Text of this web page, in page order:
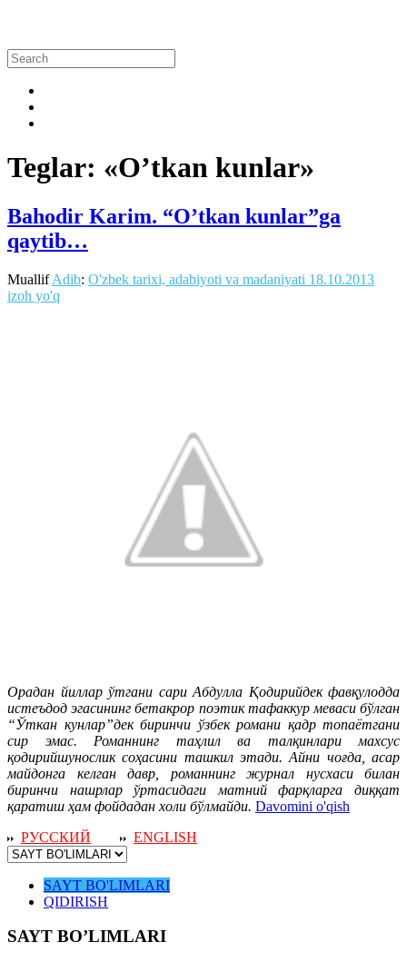
Teglar: «O’tkan kunlar»
Bahodir Karim. “O’tkan kunlar”ga
qaytib…
MuallifAdib: O'zbek tarixi, adabiyoti va madaniyati 18.10.2013
izoh yo'q
Орадан йиллар ўтгани сари Абдулла Қодирийдек фавқулодда
истеъдод эгасининг бетакрор поэтик тафаккур меваси бўлган
“Ўткан кунлар”дек биринчи ўзбек романи қадр топаётгани
сир эмас. Романнинг таҳлил ва талқинлари махсус
қодирийшунослик соҳасини ташкил этади. Айни чоғда, асар
майдонга келган давр, романнинг журнал нусхаси билан
биринчи нашрлар ўртасидаги матний фарқларга диққат
қаратиш ҳам фойдадан холи бўлмайди. Davomini o'qish
РУССКИЙ
ENGLISH
SAYT BO'LIMLARI
QIDIRISH
SAYT BO’LIMLARI